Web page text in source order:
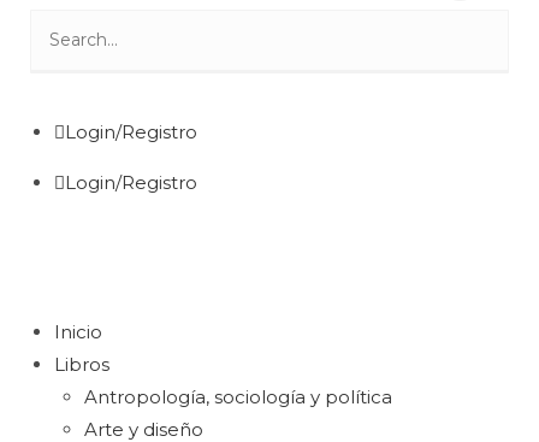
Login/Registro
Login/Registro
Inicio
Libros
Antropología, sociología y política
Arte y diseño